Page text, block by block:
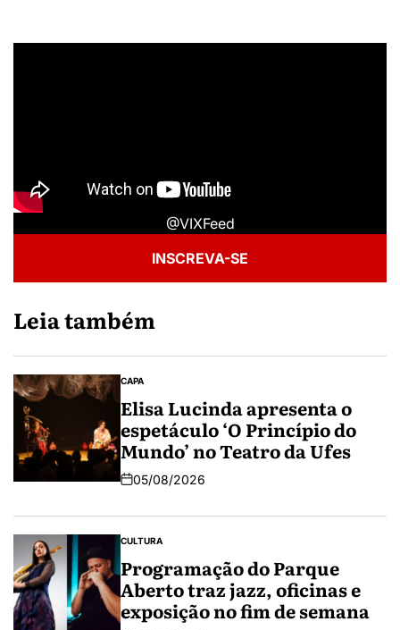
@VIXFeed
INSCREVA-SE
Leia também
CAPA
Elisa Lucinda apresenta o
espetáculo ‘O Princípio do
Mundo’ no Teatro da Ufes
05/08/2026
CULTURA
Programação do Parque
Aberto traz jazz, oficinas e
exposição no fim de semana